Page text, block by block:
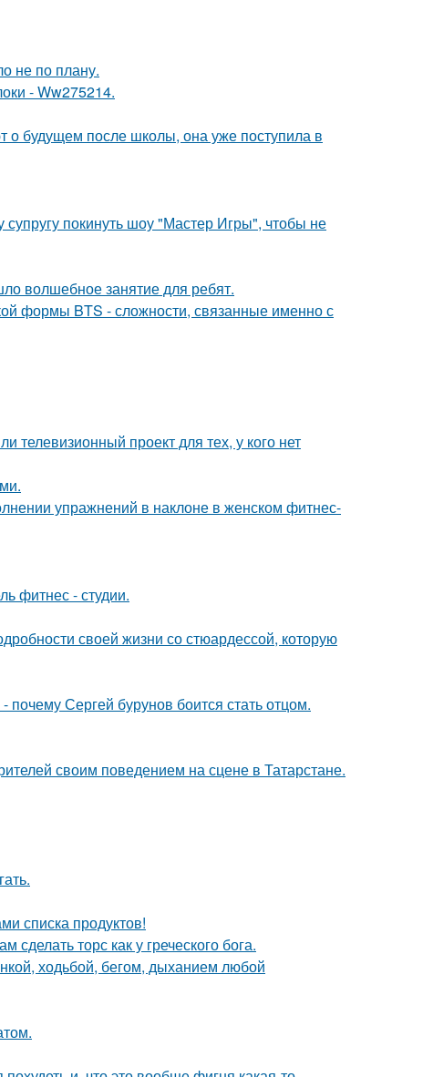
не по плану.
- Ww275214.
о будущем после школы, она уже поступила в
покинуть шоу "Мастер Игры", чтобы не
волшебное занятие для ребят.
формы BTS - сложности, связанные именно с
телевизионный проект для тех, у кого нет
упражнений в наклоне в женском фитнес-
фитнес - студии.
своей жизни со стюардессой, которую
Сергей бурунов боится стать отцом.
своим поведением на сцене в Татарстане.
списка продуктов!
торс как у греческого бога.
ходьбой, бегом, дыханием любой